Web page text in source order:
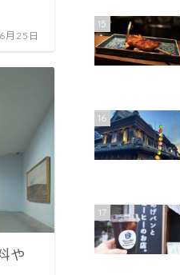
月25日
や
15
16
17